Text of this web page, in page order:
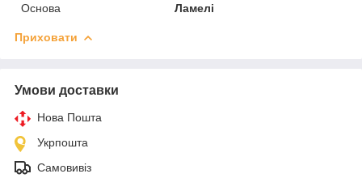
Основа
Ламелі
Приховати
Умови доставки
Нова Пошта
Укрпошта
Самовивіз